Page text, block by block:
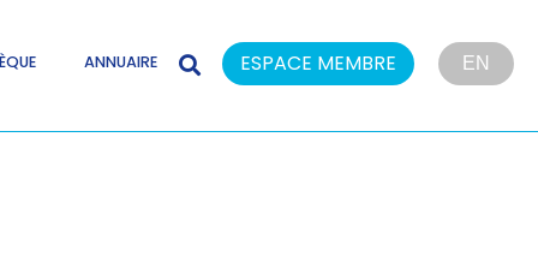
ANNUAIRE ESPACE MEMBRE EN